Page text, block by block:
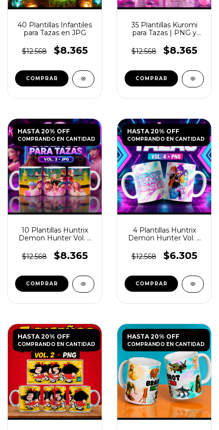
40 Plantillas Infantiles
para Tazas en JPG
$12.568 $8.365
35 Plantillas Kuromi
para Tazas | PNG y
$12.568
$8.365
HASTA 20% OFF
COMPRANDO EN CANTIDAD
10 Plantillas Huntrix
Demon Hunter Vol. 3
$12.568
$8.365
HASTA 20% OFF
COMPRANDO EN CANTIDAD
4 Plantillas Huntrix
Demon Hunter Vol. 4
$12.568
$6.305
HASTA 20% OFF
COMPRANDO EN CANTIDAD
HASTA 20% OFF
COMPRANDO EN CANTIDAD